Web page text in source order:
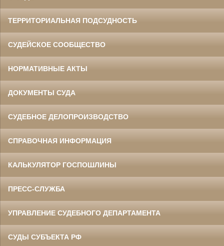
ТЕРРИТОРИАЛЬНАЯ ПОДСУДНОСТЬ
СУДЕЙСКОЕ СООБЩЕСТВО
НОРМАТИВНЫЕ АКТЫ
ДОКУМЕНТЫ СУДА
СУДЕБНОЕ ДЕЛОПРОИЗВОДСТВО
СПРАВОЧНАЯ ИНФОРМАЦИЯ
КАЛЬКУЛЯТОР ГОСПОШЛИНЫ
ПРЕСС-СЛУЖБА
УПРАВЛЕНИЕ СУДЕБНОГО ДЕПАРТАМЕНТА
СУДЫ СУБЪЕКТА РФ